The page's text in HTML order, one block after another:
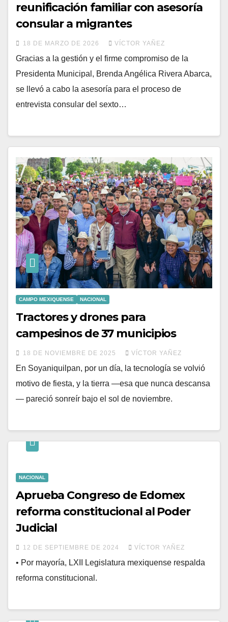
reunificación familiar con asesoría
consular a migrantes
18 DE MARZO DE 2026 VÍCTOR YAÑEZ
Gracias a la gestión y el firme compromiso de la
Presidenta Municipal, Brenda Angélica Rivera Abarca,
se llevó a cabo la asesoría para el proceso de
entrevista consular del sexto…
CAMPO MEXIQUENSE NACIONAL
Tractores y drones para
campesinos de 37 municipios
18 DE NOVIEMBRE DE 2025 VÍCTOR YAÑEZ
En Soyaniquilpan, por un día, la tecnología se volvió
motivo de fiesta, y la tierra —esa que nunca descansa
— pareció sonreír bajo el sol de noviembre.
NACIONAL
Aprueba Congreso de Edomex
reforma constitucional al Poder
Judicial
12 DE SEPTIEMBRE DE 2024 VÍCTOR YAÑEZ
• Por mayoría, LXII Legislatura mexiquense respalda
reforma constitucional.